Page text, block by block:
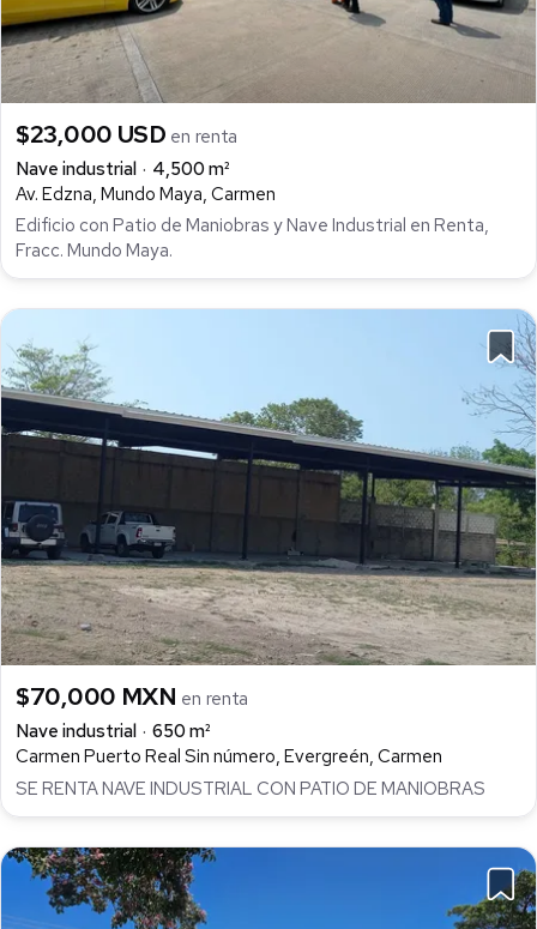
$23,000 USD en renta
Nave industrial
4,500 m²
Av. Edzna, Mundo Maya, Carmen
Edificio con Patio de Maniobras y Nave Industrial en Renta,
Fracc. Mundo Maya.
$70,000 MXN en renta
Nave industrial
650 m²
Carmen Puerto Real Sin número, Evergreén, Carmen
SE RENTA NAVE INDUSTRIAL CON PATIO DE MANIOBRAS